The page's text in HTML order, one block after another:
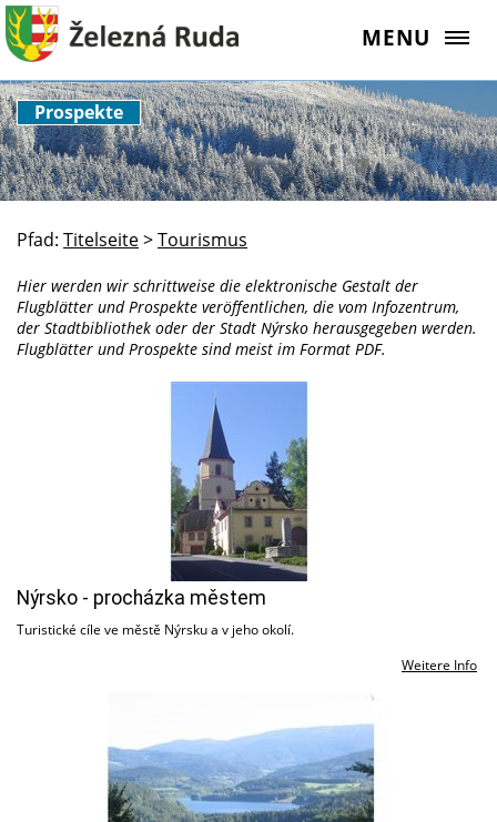
MENU
Prospekte
Pfad: Titelseite>Tourismus
Hier werden wir schrittweise die elektronische Gestalt der
Flugblätter und Prospekte veröffentlichen, die vom Infozentrum,
der Stadtbibliothek oder der Stadt Nýrsko herausgegeben werden.
Flugblätter und Prospekte sind meist im Format PDF.
Nýrsko - procházka městem
Turistické cíle ve městě Nýrsku a v jeho okolí.
Weitere Info